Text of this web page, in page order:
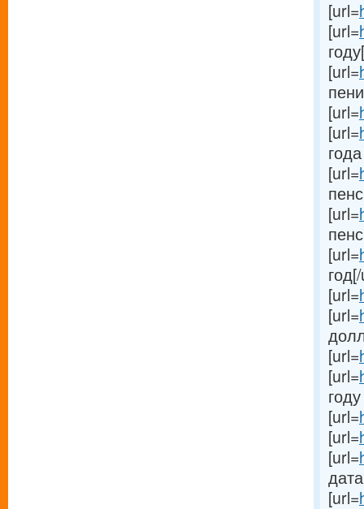
[url=
[url=
[url=
[url=
[url=
[url=
[url=
[url=
[url=
[url=
[url=
[url=
[url=
[url=
[url=
[url=